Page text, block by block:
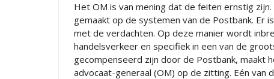
Het OM is van mening dat de feiten ernstig
gemaakt op de systemen van de Postbank. Er
met de verdachten. Op deze manier wordt
handelsverkeer en specifiek in een van de
gecompenseerd zijn door de Postbank, maakt
advocaat-generaal (OM) op de zitting. Eén